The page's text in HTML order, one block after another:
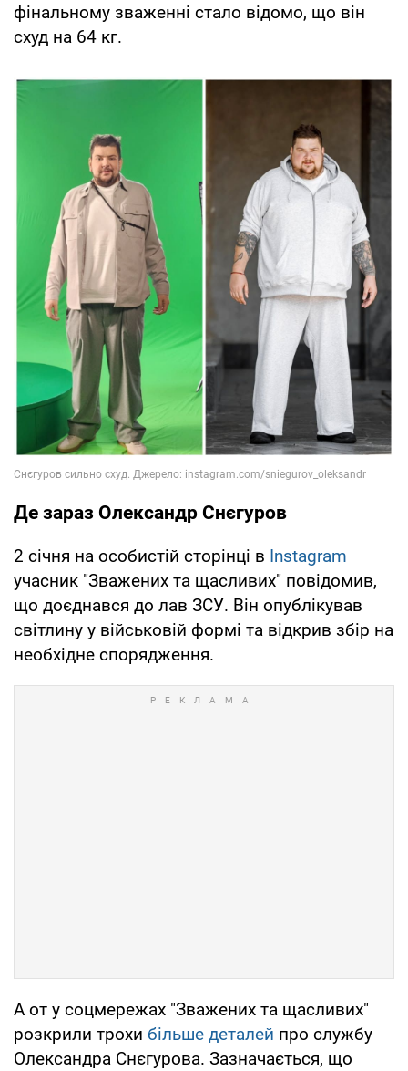
фінальному зваженні стало відомо, що він
схуд на 64 кг.
Де зараз Олександр Снєгуров
2 січня на особистій сторінці в Instagram
учасник "Зважених та щасливих" повідомив,
що доєднався до лав ЗСУ. Він опублікував
світлину у військовій формі та відкрив збір на
необхідне спорядження.
А от у соцмережах "Зважених та щасливих"
розкрили трохи більше деталей про службу
Олександра Снєгурова. Зазначається, що